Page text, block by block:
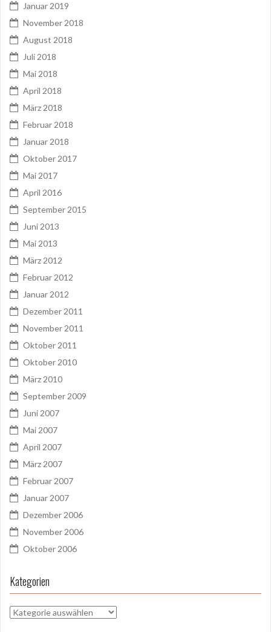
Januar 2019
November 2018
August 2018
Juli 2018
Mai 2018
April 2018
März 2018
Februar 2018
Januar 2018
Oktober 2017
Mai 2017
April 2016
September 2015
Juni 2013
Mai 2013
März 2012
Februar 2012
Januar 2012
Dezember 2011
November 2011
Oktober 2011
Oktober 2010
März 2010
September 2009
Juni 2007
Mai 2007
April 2007
März 2007
Februar 2007
Januar 2007
Dezember 2006
November 2006
Oktober 2006
Kategorien
Kategorien